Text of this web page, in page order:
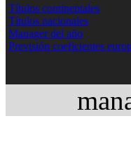
Títulos continentales
Títulos nacionales
Manager del año
Previsión coeficientes